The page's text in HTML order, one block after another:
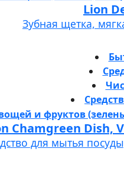
Lion
Зубная щетка,
для мытья